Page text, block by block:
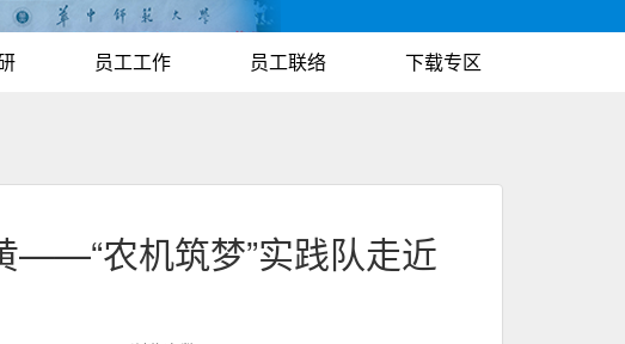
员工工作 员工联络 下载专区
——“农机筑梦”实践队走近